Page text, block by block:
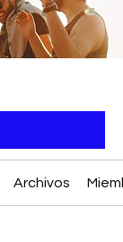
Archivos